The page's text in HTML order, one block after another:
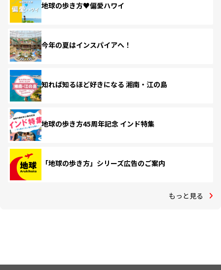
地球の歩き方♥偏愛ハワイ
今年の夏はインスパイアへ！
知れば知るほど好きになる 湘南・江の島
地球の歩き方45周年記念 インド特集
「地球の歩き方」シリーズ広告のご案内
もっと見る